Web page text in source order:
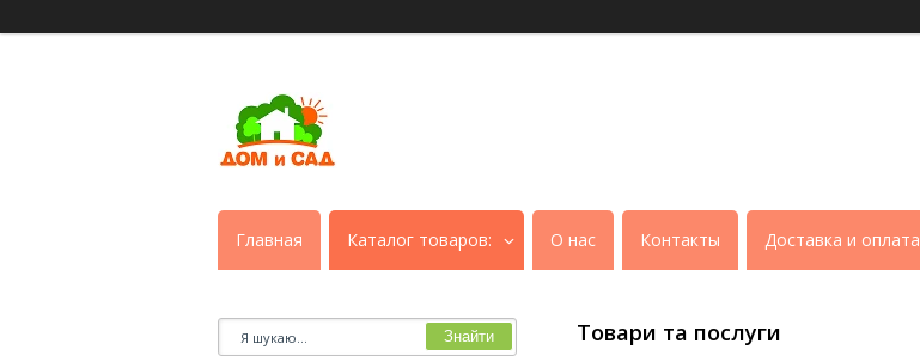
Главная Каталог товаров: О нас Контакты Доставка и оплата
Товари та послуги
Знайти